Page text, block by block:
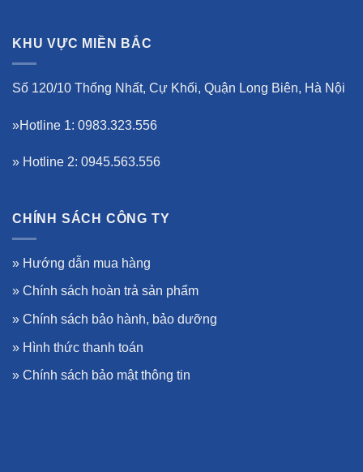
KHU VỰC MIỀN BẮC
Số 120/10 Thống Nhất, Cự Khối, Quận Long Biên, Hà Nội
»Hotline 1: 0983.323.556
» Hotline 2: 0945.563.556
CHÍNH SÁCH CÔNG TY
» Hướng dẫn mua hàng
» Chính sách hoàn trả sản phẩm
» Chính sách bảo hành, bảo dưỡng
» Hình thức thanh toán
» Chính sách bảo mật thông tin